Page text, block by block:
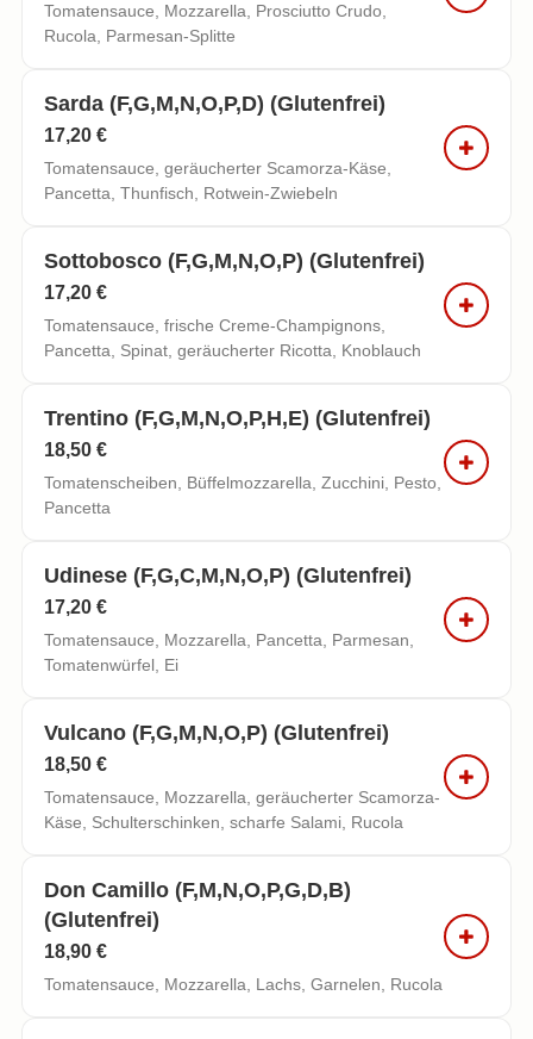
Tomatensauce, Mozzarella, Prosciutto Crudo,
Rucola, Parmesan-Splitte
Sarda (f,g,m,n,o,p,d) (glutenfrei)
17,20 €
Tomatensauce, geräucherter Scamorza-Käse,
Pancetta, Thunfisch, Rotwein-Zwiebeln
Sottobosco (f,g,m,n,o,p) (glutenfrei)
17,20 €
Tomatensauce, frische Creme-Champignons,
Pancetta, Spinat, geräucherter Ricotta, Knoblauch
Trentino (f,g,m,n,o,p,h,e) (glutenfrei)
18,50 €
Tomatenscheiben, Büffelmozzarella, Zucchini, Pesto,
Pancetta
Udinese (f,g,c,m,n,o,p) (glutenfrei)
17,20 €
Tomatensauce, Mozzarella, Pancetta, Parmesan,
Tomatenwürfel, Ei
Vulcano (f,g,m,n,o,p) (glutenfrei)
18,50 €
Tomatensauce, Mozzarella, geräucherter Scamorza-
Käse, Schulterschinken, scharfe Salami, Rucola
Don Camillo (f,m,n,o,p,g,d,b)
(glutenfrei)
18,90 €
Tomatensauce, Mozzarella, Lachs, Garnelen, Rucola